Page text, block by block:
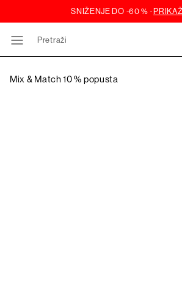
Pretraži
Mix & Match 10 % popusta